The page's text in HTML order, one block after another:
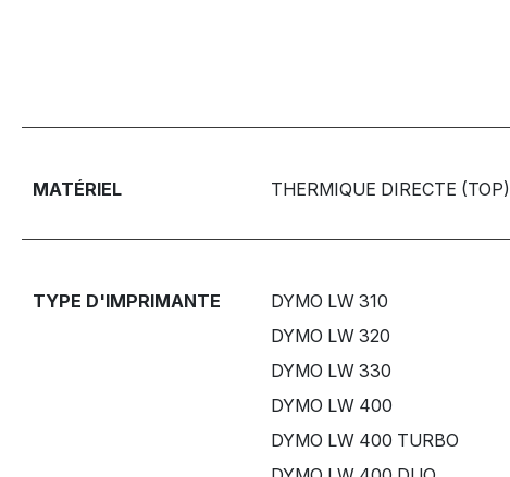
MATÉRIEL THERMIQUE DIRECTE (TOP)
TYPE D'IMPRIMANTE
DYMO LW 310
DYMO LW 320
DYMO LW 330
DYMO LW 400
DYMO LW 400 TURBO